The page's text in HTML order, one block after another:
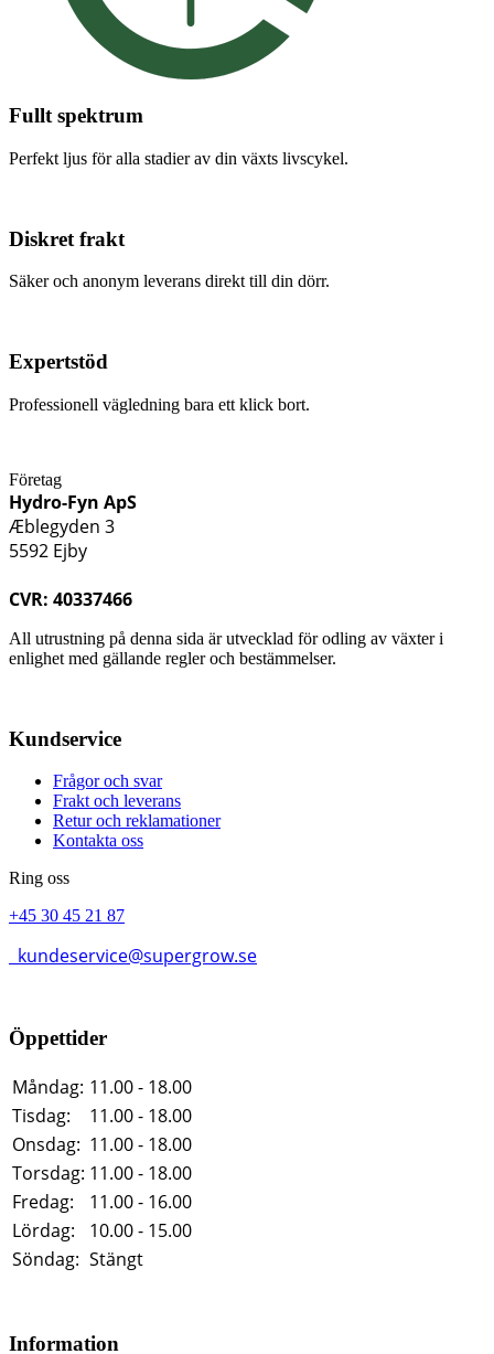
Fullt spektrum
Perfekt ljus för alla stadier av din växts livscykel.
Diskret frakt
Säker och anonym leverans direkt till din dörr.
Expertstöd
Professionell vägledning bara ett klick bort.
Företag
Hydro-Fyn ApS
Æblegyden 3
5592 Ejby
CVR: 40337466
All utrustning på denna sida är utvecklad för odling av växter i
enlighet med gällande regler och bestämmelser.
Kundservice
Frågor och svar
Frakt och leverans
Retur och reklamationer
Kontakta oss
Ring oss
+45 30 45 21 87
kundeservice@supergrow.se
Öppettider
Måndag: 11.00 - 18.00
Tisdag:
11.00 - 18.00
Onsdag: 11.00 - 18.00
Torsdag: 11.00 - 18.00
Fredag:
11.00 - 16.00
Lördag:
10.00 - 15.00
Söndag: Stängt
Information